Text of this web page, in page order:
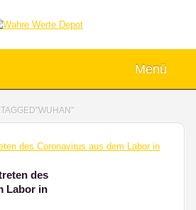
Menü
"WUHAN"
des
Labor in